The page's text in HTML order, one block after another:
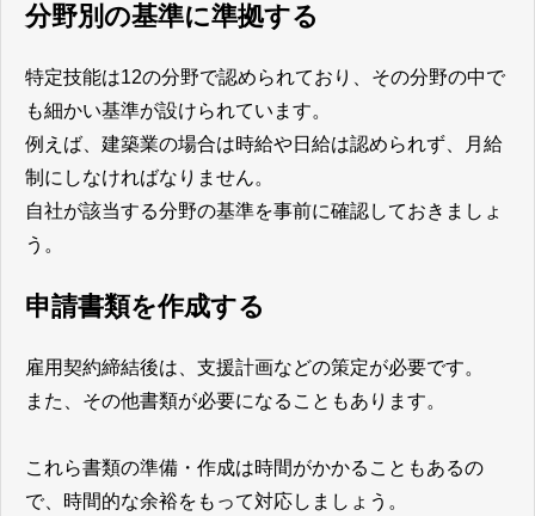
分野別の基準に準拠する
特定技能は12の分野で認められており、その分野の中で
も細かい基準が設けられています。
例えば、建築業の場合は時給や日給は認められず、月給
制にしなければなりません。
自社が該当する分野の基準を事前に確認しておきましょ
う。
申請書類を作成する
雇用契約締結後は、支援計画などの策定が必要です。
また、その他書類が必要になることもあります。
これら書類の準備・作成は時間がかかることもあるの
で、時間的な余裕をもって対応しましょう。